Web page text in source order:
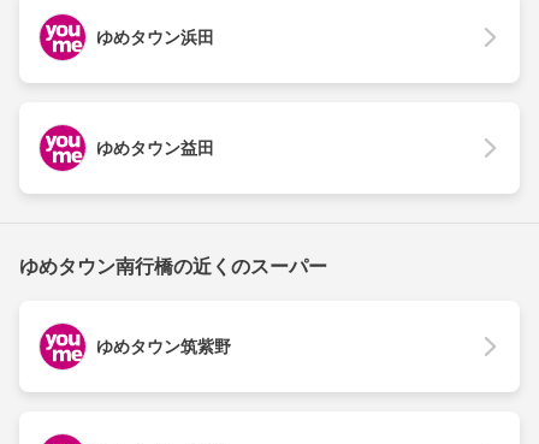
ゆめタウン浜田
ゆめタウン益田
ゆめタウン南行橋の近くのスーパー
ゆめタウン筑紫野